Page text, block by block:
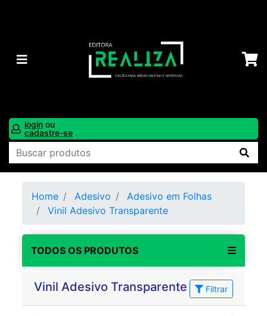
login ou
cadastre-se
Home Adesivo
Adesivo em Folhas
Vinil Adesivo Transparente
TODOS OS PRODUTOS
Vinil Adesivo Transparente Filtrar